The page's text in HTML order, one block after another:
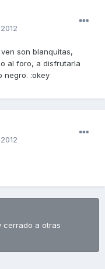
son blanquitas,
al foro, a disfrutarla
negro. :okey
cerrado a otras